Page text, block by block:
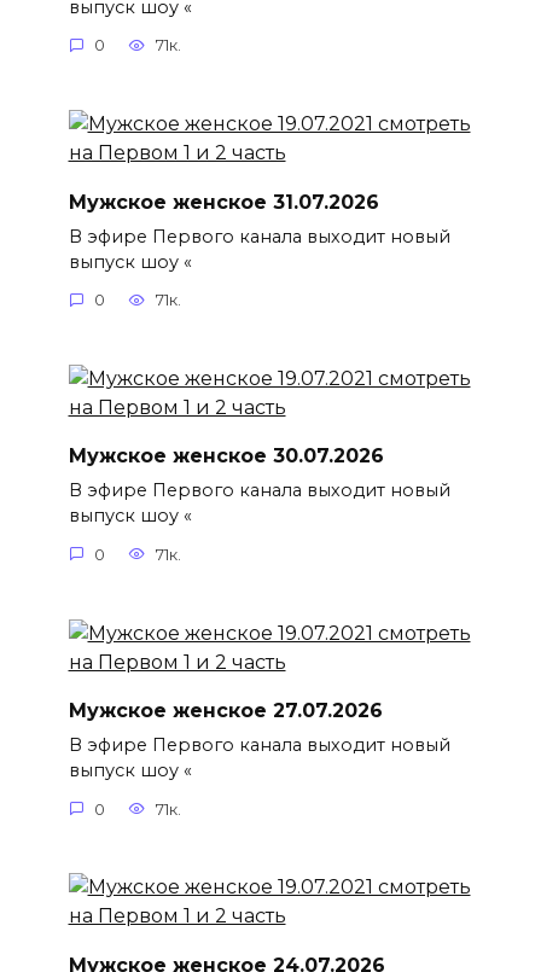
выпуск шоу «
0 71к.
Мужское женское 31.07.2026
В эфире Первого канала выходит новый
выпуск шоу «
0 71к.
Мужское женское 30.07.2026
В эфире Первого канала выходит новый
выпуск шоу «
0 71к.
Мужское женское 27.07.2026
В эфире Первого канала выходит новый
выпуск шоу «
0 71к.
Мужское женское 24.07.2026